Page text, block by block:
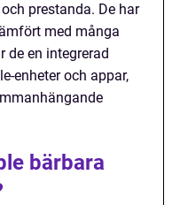
prestanda. De har
med många
de en integrerad
enheter och appar,
bärbara